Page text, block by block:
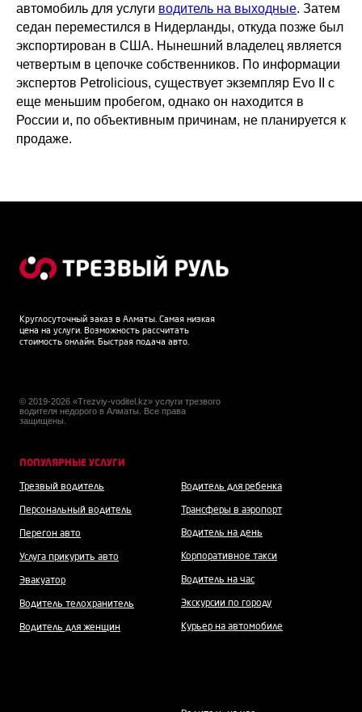
автомобиль для услуги водитель на выходные. Затем
седан переместился в Нидерланды, откуда позже был
экспортирован в США. Нынешний владелец является
четвертым в цепочке собственников. По информации
экспертов Petrolicious, существует экземпляр Evo II с
еще меньшим пробегом, однако он находится в
России и, по объективным причинам, не планируется к
продаже.
Круглосуточный заказ в Алматы. Самая низкая
цена на услуги. Возможность рассчитать
стоимость онлайн. Быстрая подача авто.
© 2019-2026 «Trezviy-voditel.kz» услуги трезвого
водителя недорого в Алматы. Все права
защищены.
ПОПУЛЯРНЫЕ УСЛУГИ
Трезвый водитель
Персональный водитель
Перегон авто
Услуга прикурить авто
Эвакуатор
Водитель телохранитель
Водитель для женщин
Водитель для ребенка
Трансферы в аэропорт
Водитель на день
Корпоративное такси
Водитель на час
Экскурсии по городу
Курьер на автомобиле